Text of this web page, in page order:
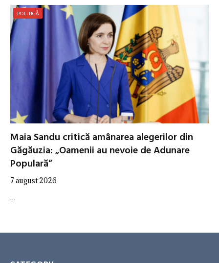
POLITICĂ
Maia Sandu critică amânarea alegerilor din
Găgăuzia: „Oamenii au nevoie de Adunare
Populară”
7 august 2026
…